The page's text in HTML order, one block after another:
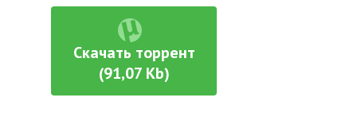
Скачать торрент
(91,07 Kb)